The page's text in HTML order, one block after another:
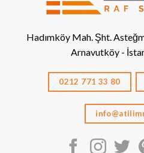
Hadımköy Mah. Şht.
Arnavutköy -
0212 771 33 80